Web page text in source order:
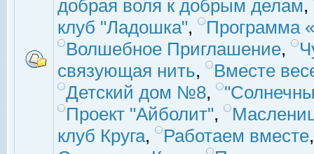
добрая воля к добрым делам,
клуб "Ладошка",
Программа
Волшебное Приглашение,
связующая нить,
Вместе
Детский дом №8,
Проект "Айболит",
клуб Круга, Работаем вместе